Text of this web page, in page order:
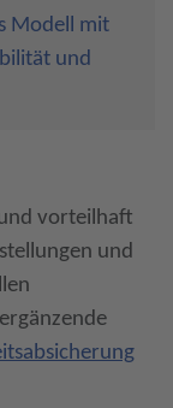
Modell mit
und
vorteilhaft
und